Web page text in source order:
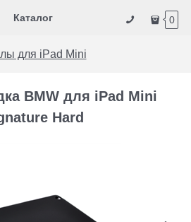
Каталог 0
для iPad Mini
BMW для iPad Mini
Hard